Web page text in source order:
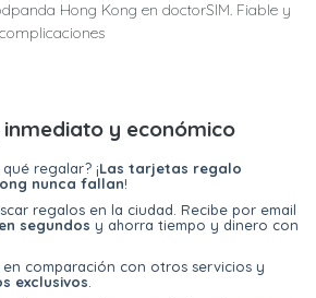
Hong Kong en doctorSIM. Fiable y
y económico
regalar? ¡Las tarjetas regalo
nunca fallan!
regalos en la ciudad. Recibe por email
segundos y ahorra tiempo y dinero con
en comparación con otros servicios y
exclusivos